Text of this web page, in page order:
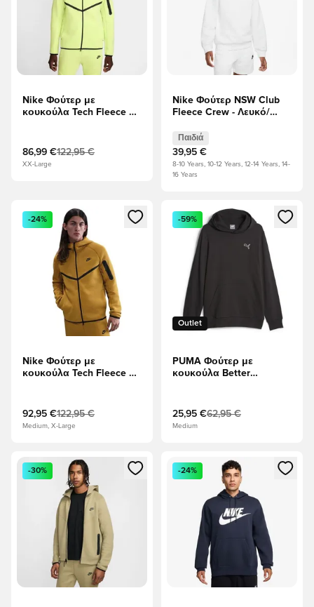
Nike Φούτερ με
κουκούλα Tech Fleece FZ
86,99 €122,95 €
XX-Large
Nike Φούτερ NSW Club
Fleece Crew - Λευκό/
Παιδιά
39,95 €
8-10 Years, 10-12 Years, 12-14 Years, 14-
16 Years
Ανοίγει ένα Modal για να συνδεθείτε ή να εγγραφείτε ως
-24%
Nike Φούτερ με
κουκούλα Tech Fleece FZ
92,95 €122,95 €
Medium, X-Large
Ανοίγει ένα Modal για να
Outlet
-59%
PUMA Φούτερ με
κουκούλα Better
25,95 €62,95 €
Medium
Ανοίγει ένα Modal για να συνδεθείτε ή να εγγραφείτε ως
-30%
Ανοίγει ένα Modal για να
-24%